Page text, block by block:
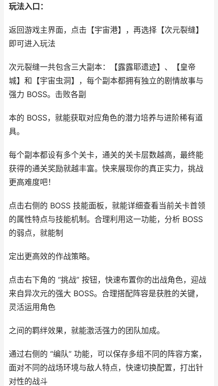
玩法入口：
返回游戏主界面，点击【宇宙港】，再选择【次元裂缝】
即可进入玩法
次元裂缝一共包含三大副本：【露露耶遗迹】、【皇帝
城】和【宇宙虫洞】，每个副本都拥有独立的剧情故事与
强力 BOSS。击败各副
本的 BOSS，就能获取对应角色的潜力培养与进阶稀有道
具。
每个副本都设有多个关卡，通关的关卡层数越高，最终能
获得的通关奖励就越丰富。快来展现你的真正实力，挑战
更高难度吧！
点击右侧的 BOSS 技能面板，就能详细查看当前关卡首领
的属性特点与技能机制。合理利用这一功能，分析 BOSS
的弱点，就能制
定出更高效的作战策略。
点击右下角的 “挑战” 按钮，快速布置你的出战角色，迎战
来自异次元的强大 BOSS。合理搭配阵容是获胜的关键，
灵活运用角色
之间的羁绊效果，就能激活强力的团队加成。
通过右侧的 “编队” 功能，可以保存多组不同的阵容方案，
面对不同的战场环境与敌人特点，快速切换配置，打出针
对性的战斗